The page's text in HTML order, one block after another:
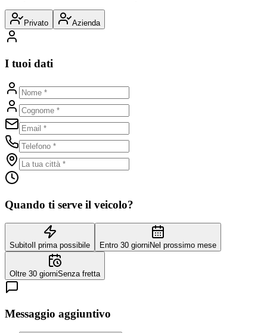
Privato Azienda
I tuoi dati
Quando ti serve il veicolo?
Subito Il prima possibile Entro 30 giorni Nel prossimo mese
Oltre 30 giorniSenza fretta
Messaggio aggiuntivo